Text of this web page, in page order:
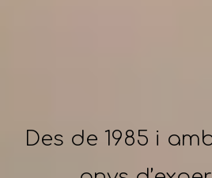
Des de 1985 i